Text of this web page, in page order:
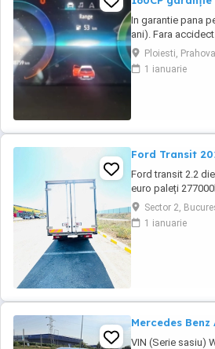
In garantie pana
ani). Fara
noua, nu are
naveta(30km
placutele si
Ploiesti, Prahova
1 ianuarie
Ford Transit
Ford transit 2.2
euro paleți
Sector 2,
1 ianuarie
Mercedes Benz
VIN (Serie sasiu)